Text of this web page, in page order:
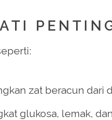
zat beracun dari
glukosa, lemak,